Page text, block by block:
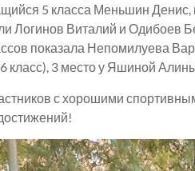
5 класса Меньшин
Логинов Виталий и Одибоев
показала Непомилуева
класс), 3 место у Яшиной
с хорошими